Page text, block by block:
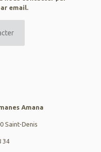
email.
Amana
Saint-Denis
34